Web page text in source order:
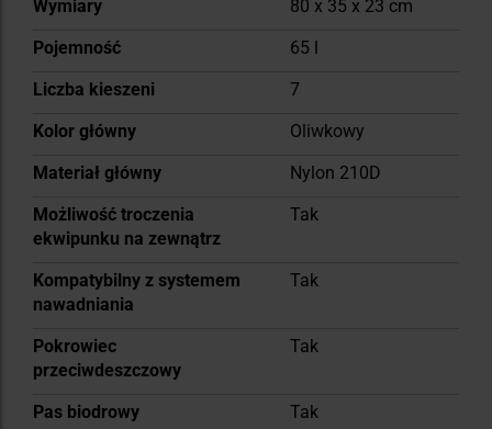
Wymiary
80 x 35 x 23 cm
Pojemność
65 l
Liczba kieszeni
7
Kolor główny
Oliwkowy
Materiał główny
Nylon 210D
Możliwość troczenia
ekwipunku na zewnątrz
Tak
Kompatybilny z systemem
nawadniania
Tak
Pokrowiec
przeciwdeszczowy
Tak
Pas biodrowy
Tak